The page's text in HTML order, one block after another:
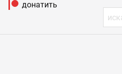
донатить